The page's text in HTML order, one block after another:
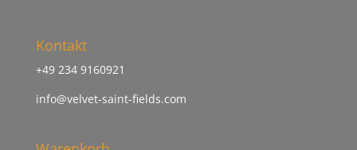
Kontakt
+49 234 9160921
info@velvet-saint-fields.com